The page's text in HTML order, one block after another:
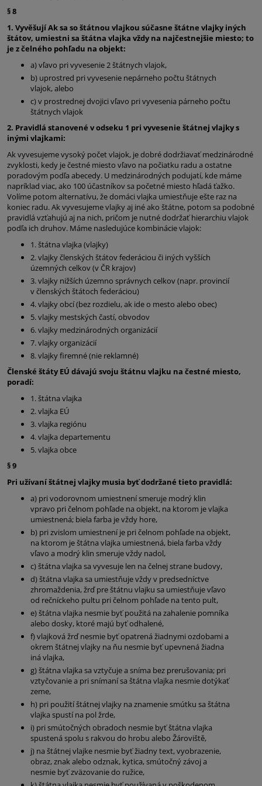
§ 8
1. Vyvěšují Ak sa so štátnou vlajkou súčasne štátne vlajky iných
štátov, umiestni sa štátna vlajka vždy na najčestnejšie miesto; to
je z čelného pohľadu na objekt:
a) vľavo pri vyvesenie 2 štátnych vlajok,
b) uprostred pri vyvesenie nepárneho počtu štátnych
vlajok, alebo
c) v prostrednej dvojici vľavo pri vyvesenia párneho počtu
štátnych vlajok
2. Pravidlá stanovené v odseku 1 pri vyvesenie štátnej vlajky s
inými vlajkami:
Ak vyvesujeme vysoký počet vlajok, je dobré dodržiavať medzinárodné
zvyklosti, kedy je čestné miesto vľavo na počiatku radu a ostatne
poradovým podľa abecedy. U medzinárodných podujatí, kde máme
napríklad viac, ako 100 účastníkov sa početné miesto hľadá ťažko.
Volíme potom alternatívu, že domáci vlajka umiestňuje ešte raz na
koniec radu. Ak vyvesujeme vlajky aj iné ako štátne, potom sa podobné
pravidlá vzťahujú aj na nich, pričom je nutné dodržať hierarchiu vlajok
podľa ich druhov. Máme nasledujúce kombinácie vlajok:
1. štátna vlajka (vlajky)
2. vlajky členských štátov federáciou či iných vyšších
územných celkov (v ČR krajov)
3. vlajky nižších územno správnych celkov (napr. provincií
v členských štátoch federáciou)
4. vlajky obcí (bez rozdielu, ak ide o mesto alebo obec)
5. vlajky mestských častí, obvodov
6. vlajky medzinárodných organizácií
7. vlajky organizácií
8. vlajky firemné (nie reklamné)
Členské štáty EÚ dávajú svoju štátnu vlajku na čestné miesto,
poradí:
1. štátna vlajka
2. vlajka EÚ
3. vlajka regiónu
4. vlajka departementu
5. vlajka obce
§ 9
Pri užívaní štátnej vlajky musia byť dodržané tieto pravidlá:
a) pri vodorovnom umiestnení smeruje modrý klin
vpravo pri čelnom pohľade na objekt, na ktorom je vlajka
umiestnená; biela farba je vždy hore,
b) pri zvislom umiestnení je pri čelnom pohľade na objekt,
na ktorom je štátna vlajka umiestnená, biela farba vždy
vľavo a modrý klin smeruje vždy nadol,
c) štátna vlajka sa vyvesuje len na čelnej strane budovy,
d) štátna vlajka sa umiestňuje vždy v predsedníctve
zhromaždenia, žrď pre štátnu vlajku sa umiestňuje vľavo
od rečníckeho pultu pri čelnom pohľade na tento pult,
e) štátna vlajka nesmie byť použitá na zahalenie pomníka
alebo dosky, ktoré majú byť odhalené,
f) vlajková žrď nesmie byť opatrená žiadnymi ozdobami a
okrem štátnej vlajky na ňu nesmie byť upevnená žiadna
iná vlajka,
g) štátna vlajka sa vztyčuje a sníma bez prerušovania; pri
vztyčovanie a pri snímaní sa štátna vlajka nesmie dotýkať
zeme,
h) pri použití štátnej vlajky na znamenie smútku sa štátna
vlajka spustí na pol žrde,
i) pri smútočných obradoch nesmie byť štátna vlajka
spustená spolu s rakvou do hrobu alebo Žároviště,
j) na štátnej vlajke nesmie byť žiadny text, vyobrazenie,
obraz, znak alebo odznak, kytica, smútočný závoj a
nesmie byť zväzovanie do ružice,